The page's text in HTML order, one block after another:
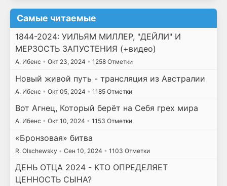
Самые читаемые
1844-2024: УИЛЬЯМ МИЛЛЕР, "ДЕЙЛИ" И
МЕРЗОСТЬ ЗАПУСТЕНИЯ (+видео)
А. Ибенс • Окт 23, 2024 • 1258 Отметки
Новый живой путь - трансляция из Австралии
А. Ибенс • Окт 05, 2024 • 1185 Отметки
Вот Агнец, Который берёт на Себя грех мира
А. Ибенс • Окт 10, 2024 • 1153 Отметки
«Бронзовая» битва
R. Olschewsky • Сен 10, 2024 • 1103 Отметки
ДЕНЬ ОТЦА 2024 - КТО ОПРЕДЕЛЯЕТ
ЦЕННОСТЬ СЫНА?